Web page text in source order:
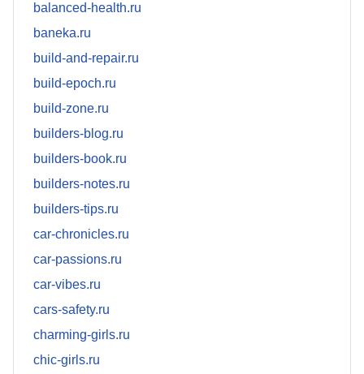
balanced-health.ru
baneka.ru
build-and-repair.ru
build-epoch.ru
build-zone.ru
builders-blog.ru
builders-book.ru
builders-notes.ru
builders-tips.ru
car-chronicles.ru
car-passions.ru
car-vibes.ru
cars-safety.ru
charming-girls.ru
chic-girls.ru